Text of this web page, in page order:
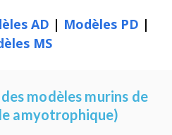
AD | Modèles PD |
MS
modèles murins de
amyotrophique)